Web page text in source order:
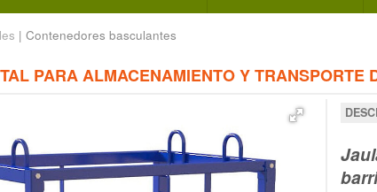
| Contenedores basculantes
PARA ALMACENAMIENTO Y TRANSPORTE